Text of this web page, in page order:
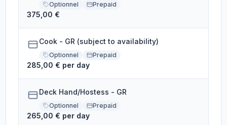
Optionnel Prepaid
375,00 €
Cook - GR (subject to availability)
Optionnel Prepaid
285,00 € per day
Deck Hand/Hostess - GR
Optionnel Prepaid
265,00 € per day